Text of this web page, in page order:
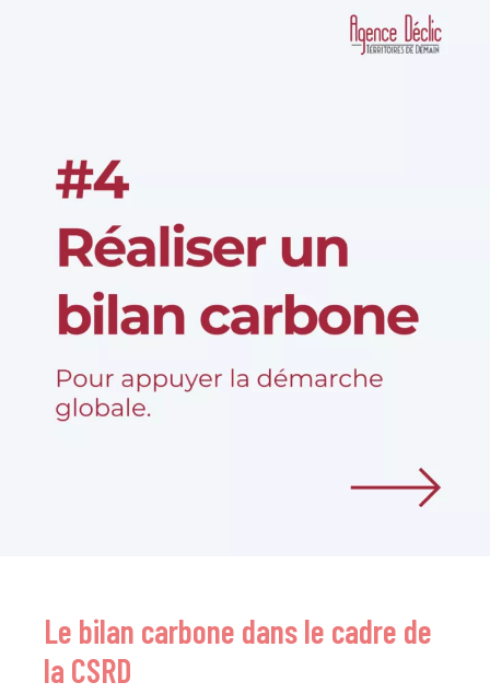
Le bilan carbone dans le cadre de
la CSRD